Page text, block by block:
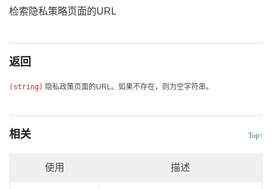
检索隐私策略页面的URL
返回
(string) 隐私政策页面的URL。如果不存在，则为空字符串。
相关 Top↑
使用 描述